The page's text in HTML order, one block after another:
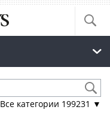
Все категории 199231 ▼